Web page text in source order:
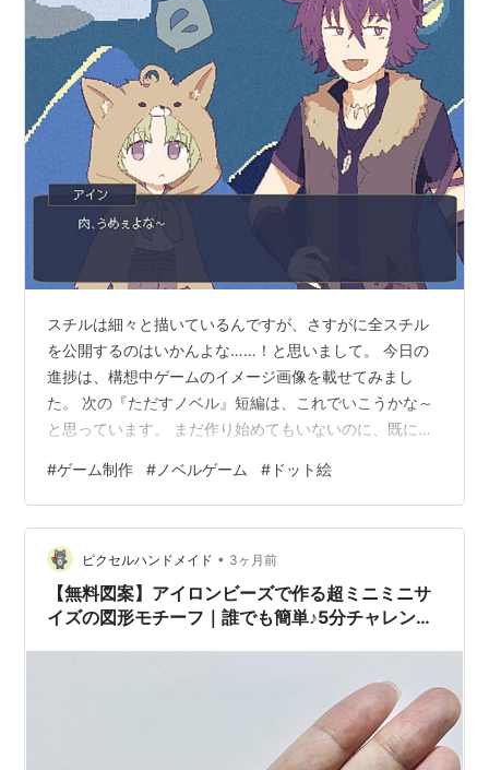
スチルは細々と描いているんですが、さすがに全スチル
を公開するのはいかんよな……！と思いまして。 今日の
進捗は、構想中ゲームのイメージ画像を載せてみまし
た。 次の『ただすノベル』短編は、これでいこうかな～
と思っています。 まだ作り始めてもいないのに、既に
早い！ でも最近、最初から「移植しやすい作り」を意識
するようになってきました。 素材サイズとか、UIとか、
あとで絶対困るからね……！ ドット絵っぽいゲームを作
りたい！ 上記作品は、以前からやってみたかった『ドッ
ト絵ゲーム』に挑戦したいな～と思って考えました。
……とはいえ、完全なドット絵ではな…
#ゲーム制作 #ノベルゲーム # ドット絵
ピクセルハンドメイド • 3ヶ月前
【無料図案】アイロンビーズで作る超ミニミニサ
イズの図形モチーフ｜誰でも簡単♪5分チャレン